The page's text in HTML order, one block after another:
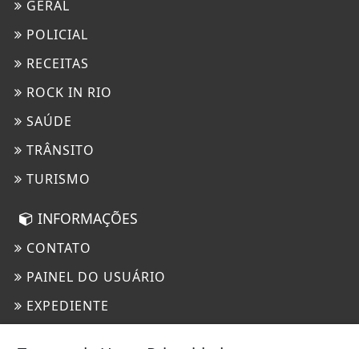
GERAL
POLICIAL
RECEITAS
ROCK IN RIO
SAÚDE
TRÂNSITO
TURISMO
INFORMAÇÕES
CONTATO
PAINEL DO USUÁRIO
EXPEDIENTE